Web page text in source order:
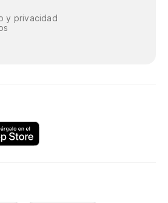
y privacidad